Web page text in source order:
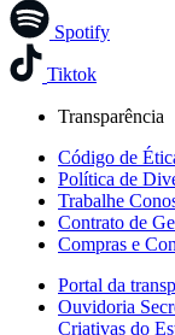
Spotify
Tiktok
Transparência
Código de
Política de
Trabalhe
Contrato de
Compras e
Portal da
Ouvidoria
Criativas do